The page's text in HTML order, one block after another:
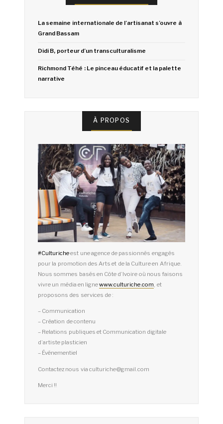
La semaine internationale de l’artisanat s’ouvre à
Grand Bassam
Didi B, porteur d’un transculturalisme
Richmond Téhé : Le pinceau éducatif et la palette
narrative
À PROPOS
#Culturicheest une agence de passionnés engagés
pour la promotion des Arts et de la Culture en Afrique.
Nous sommes basés en Côte d’Ivoire où nous faisons
vivre un média en lignewww.culturiche.com , et
proposons des services de :
– Communication
– Création de contenu
– Relations publiques et Communication digitale
d’artiste plasticien
– Événementiel
Contactez nous via culturiche@gmail.com
Merci !!